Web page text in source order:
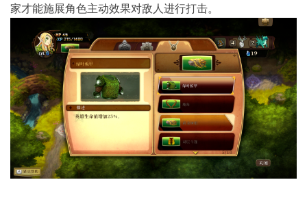
家才能施展角色主动效果对敌人进行打击。